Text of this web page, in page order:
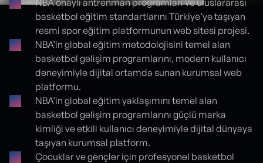
Proje detayları
NBA onaylı antrenman programları ve uluslararası
basketbol eğitim standartlarını Türkiye’ye taşıyan
resmi spor eğitim platformunun web sitesi projesi.
NBA’in global eğitim metodolojisini temel alan
basketbol gelişim programlarını, modern kullanıcı
deneyimiyle dijital ortamda sunan kurumsal web
platformu.
NBA’in global eğitim yaklaşımını temel alan
basketbol gelişim programlarını güçlü marka
kimliği ve etkili kullanıcı deneyimiyle dijital dünyaya
taşıyan kurumsal platform.
Çocuklar ve gençler için profesyonel basketbol